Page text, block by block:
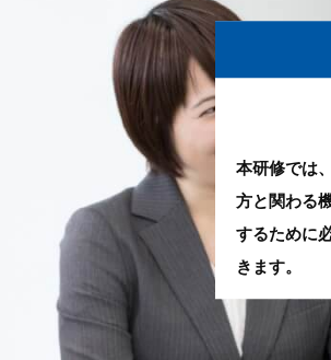
本研修では
方と関わる
するために
きます。